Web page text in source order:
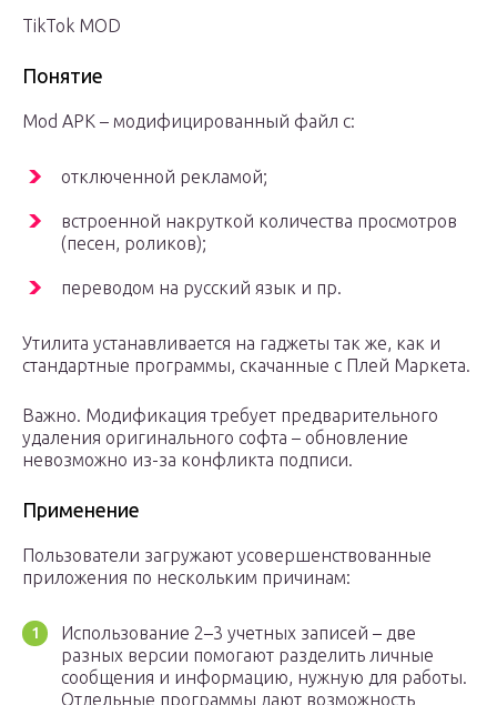
TikTok MOD
Понятие
Mod APK – модифицированный файл с:
отключенной рекламой;
встроенной накруткой количества просмотров
(песен, роликов);
переводом на русский язык и пр.
Утилита устанавливается на гаджеты так же, как и
стандартные программы, скачанные с Плей Маркета.
Важно. Модификация требует предварительного
удаления оригинального софта – обновление
невозможно из-за конфликта подписи.
Применение
Пользователи загружают усовершенствованные
приложения по нескольким причинам:
Использование 2–3 учетных записей – две
разных версии помогают разделить личные
сообщения и информацию, нужную для работы.
Отдельные программы дают возможность